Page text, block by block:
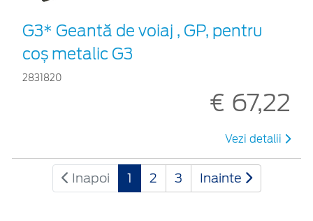
G3* Geantă de voiaj , GP, pentru
coș metalic G3
2831820
€ 67,22
Vezi detalii
Inapoi 1 2 3 Inainte